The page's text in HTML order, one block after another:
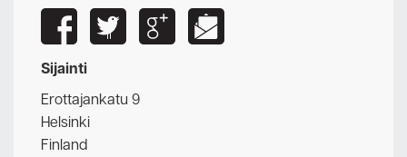
Sijainti
Erottajankatu 9
Helsinki
Finland